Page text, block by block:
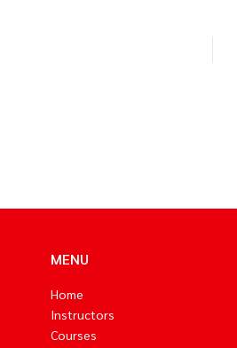
MENU
Home
Instructors
Courses